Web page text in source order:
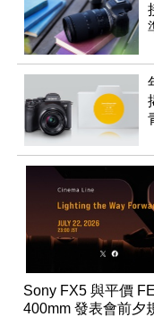
Sony FX5 與平價
400mm 發表會前夕